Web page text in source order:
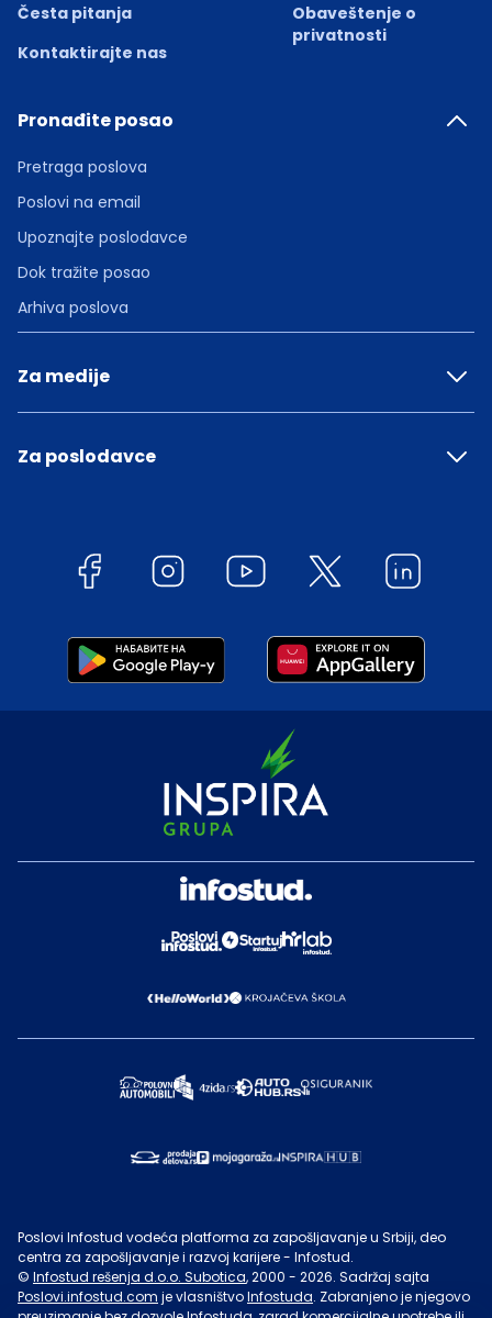
Česta pitanja
Kontaktirajte nas
Obaveštenje o
privatnosti
Pronađite posao
Pretraga poslova
Poslovi na email
Upoznajte poslodavce
Dok tražite posao
Arhiva poslova
Za medije
Za poslodavce
Poslovi Infostud vodeća platforma za zapošljavanje u Srbiji, deo
centra za zapošljavanje i razvoj karijere - Infostud.
© Infostud rešenja d.o.o. Subotica, 2000 - 2026. Sadržaj sajta
Poslovi.infostud.com je vlasništvoInfostuda. Zabranjeno je njegovo